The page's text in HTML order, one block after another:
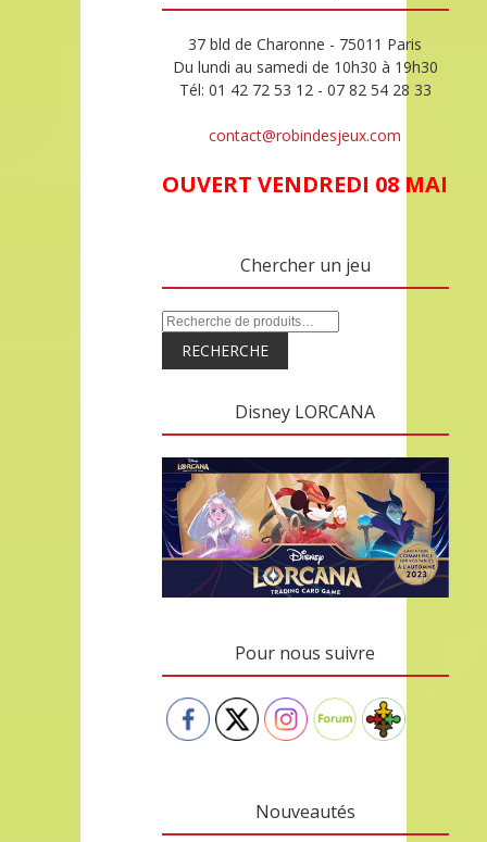
37 bld de Charonne - 75011 Paris
Du lundi au samedi de 10h30 à 19h30
Tél: 01 42 72 53 12 - 07 82 54 28 33
contact@robindesjeux.com
OUVERT VENDREDI 08 MAI
Chercher un jeu
RECHERCHE
Disney LORCANA
Pour nous suivre
Nouveautés